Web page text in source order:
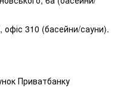
офіс 310 (басейни/сауни).
Приватбанку